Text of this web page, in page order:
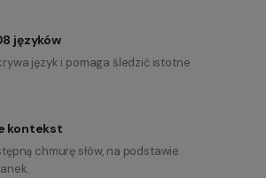
języków
język i pomaga śledzić istotne
kontekst
chmurę słów, na podstawie